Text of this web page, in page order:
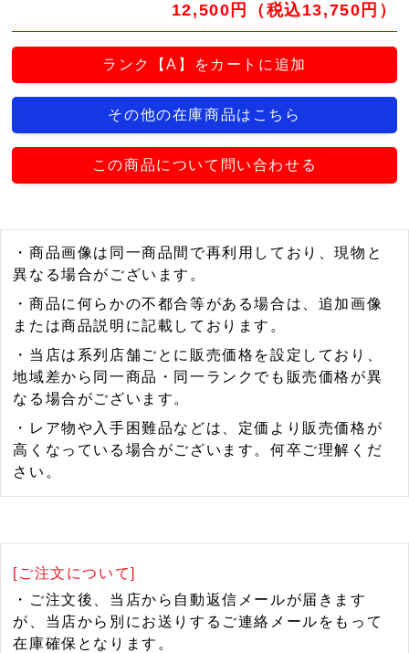
12,500円（税込13,750円）
ランク【A】をカートに追加
その他の在庫商品はこちら
この商品について問い合わせる
・商品画像は同一商品間で再利用しており、現物と
異なる場合がございます。
・商品に何らかの不都合等がある場合は、追加画像
または商品説明に記載しております。
・当店は系列店舗ごとに販売価格を設定しており、
地域差から同一商品・同一ランクでも販売価格が異
なる場合がございます。
・レア物や入手困難品などは、定価より販売価格が
高くなっている場合がございます。何卒ご理解くだ
さい。
[ご注文について]
・ご注文後、当店から自動返信メールが届きます
が、当店から別にお送りするご連絡メールをもって
在庫確保となります。